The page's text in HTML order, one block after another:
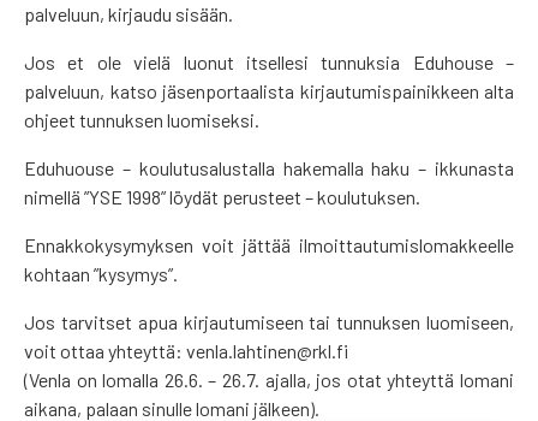
palveluun, kirjaudu sisään.
Jos et ole vielä luonut itsellesi tunnuksia Eduhouse –
palveluun, katso jäsenportaalista kirjautumispainikkeen alta
ohjeet tunnuksen luomiseksi.
Eduhuouse – koulutusalustalla hakemalla haku – ikkunasta
nimellä ”YSE 1998” löydät perusteet – koulutuksen.
Ennakkokysymyksen voit jättää ilmoittautumislomakkeelle
kohtaan ”kysymys”.
Jos tarvitset apua kirjautumiseen tai tunnuksen luomiseen,
voit ottaa yhteyttä: venla.lahtinen@rkl.fi
(Venla on lomalla 26.6. – 26.7. ajalla, jos otat yhteyttä lomani
aikana, palaan sinulle lomani jälkeen).